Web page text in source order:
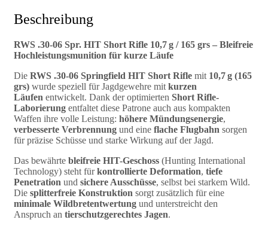
Beschreibung
RWS .30-06 Spr. HIT Short Rifle 10,7 g / 165 grs – Bleifreie
Hochleistungsmunition für kurze Läufe
Die RWS .30-06 Springfield HIT Short Rifle mit 10,7 g (165
grs) wurde speziell für Jagdgewehre mit kurzen
Läufen entwickelt. Dank der optimierten Short Rifle-
Laborierung entfaltet diese Patrone auch aus kompakten
Waffen ihre volle Leistung: höhere Mündungsenergie,
verbesserte Verbrennung und eine flache Flugbahn sorgen
für präzise Schüsse und starke Wirkung auf der Jagd.
Das bewährte bleifreie HIT-Geschoss (Hunting International
Technology) steht fürkontrollierte Deformation, tiefe
Penetration und sichere Ausschüsse, selbst bei starkem Wild.
Die splitterfreie Konstruktion sorgt zusätzlich für eine
minimale Wildbretentwertung und unterstreicht den
Anspruch an tierschutzgerechtes Jagen.